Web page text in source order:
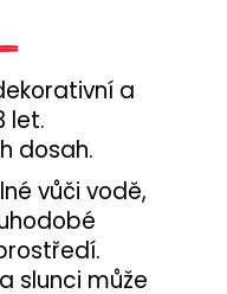
a
let.
dosah.
vůči vodě,
slunci může